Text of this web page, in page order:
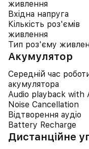
живлення
Вхідна напруга
Кількість роз'ємів
живлення
Тип роз'єму
Акумулятор
Середній час
акумулятора
Audio playback with
Noise Cancellation
Відтворення аудіо
Battery Recharge
Дистанційне